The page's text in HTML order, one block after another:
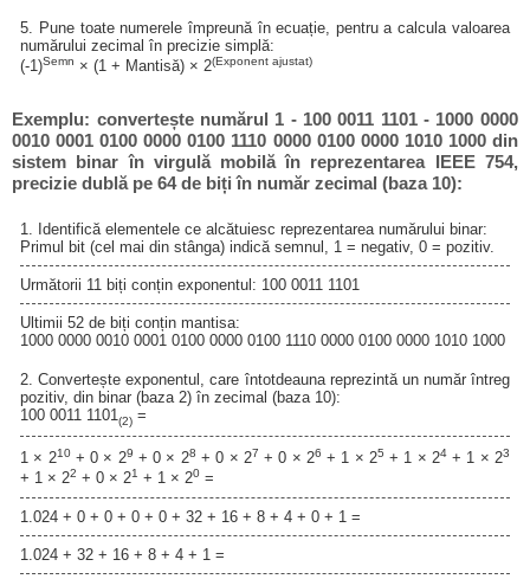
5. Pune toate numerele împreună în ecuație, pentru a calcula valoarea
numărului zecimal în precizie simplă:
(-1)Semn × (1 + Mantisă) × 2(Exponent ajustat)
Exemplu: convertește numărul 1 - 100 0011 1101 - 1000 0000
0010 0001 0100 0000 0100 1110 0000 0100 0000 1010 1000 din
sistem binar în virgulă mobilă în reprezentarea IEEE 754,
precizie dublă pe 64 de biți în număr zecimal (baza 10):
1. Identifică elementele ce alcătuiesc reprezentarea numărului binar:
Primul bit (cel mai din stânga) indică semnul, 1 = negativ, 0 = pozitiv.
Următorii 11 biți conțin exponentul: 100 0011 1101
Ultimii 52 de biți conțin mantisa:
1000 0000 0010 0001 0100 0000 0100 1110 0000 0100 0000 1010 1000
2. Convertește exponentul, care întotdeauna reprezintă un număr întreg
pozitiv, din binar (baza 2) în zecimal (baza 10):
100 0011 1101(2) =
1 × 210+ 0 × 29 + 0 × 28 + 0 × 27 + 0 × 26 + 1 × 25 + 1 × 24+ 1 × 23
+ 1 × 22 + 0 × 21 + 1 × 20 =
1.024 + 0 + 0 + 0 + 0 + 32 + 16 + 8 + 4 + 0 + 1 =
1.024 + 32 + 16 + 8 + 4 + 1 =